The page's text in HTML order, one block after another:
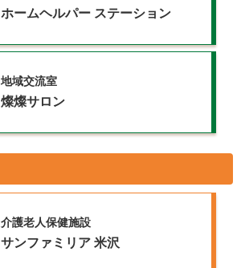
ホームヘルパーステーション
地域交流室
燦燦サロン
介護老人保健施設
サンファミリア米沢